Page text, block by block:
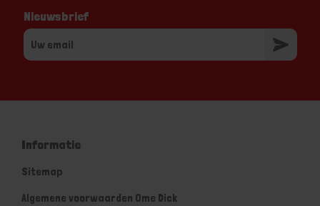
Nieuwsbrief
Informatie
Sitemap
Algemene voorwaarden Ome Dick